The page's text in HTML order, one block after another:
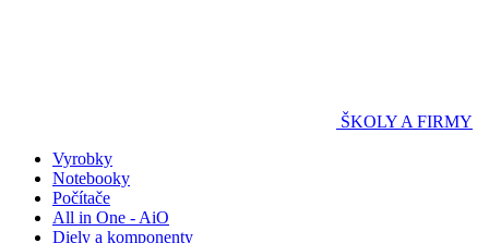
ŠKOLY A FIRMY
Vyrobky
Notebooky
Počítače
All in One - AiO
Diely a komponenty